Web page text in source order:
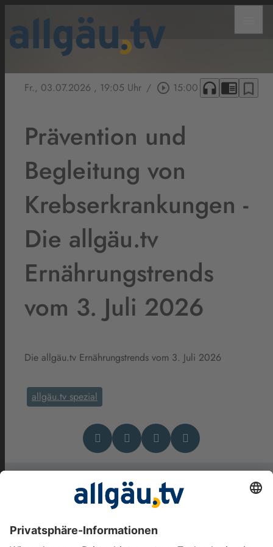
Fr., 03.07.2026 , 19:05 Uhr / play_circle_outline 15:00 headphones chrome_reader_mode bookmark_border
Prävention und
Begleitung von
Krebserkrankungen -
Die allgäu.tv
Ernährungstrends
vom 3. Juli 2026
Die allgäu.tv Ernährungstrends vom 3. Juli 2026
allgäu.tv spezial
Das könnte Dich auch
interessieren